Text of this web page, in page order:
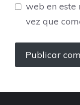
web en
vez que